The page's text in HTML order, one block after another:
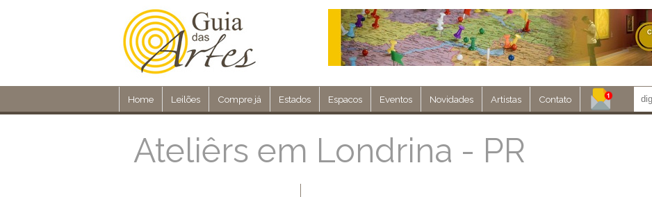
Home Leilões Compre já Estados Espacos Eventos Novidades Artistas Contato
Ateliêrs em Londrina - PR